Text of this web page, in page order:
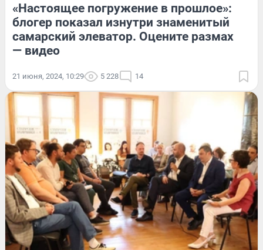
«Настоящее погружение в прошлое»:
блогер показал изнутри знаменитый
самарский элеватор. Оцените размах
— видео
21 июня, 2024, 10:29 5 228 14